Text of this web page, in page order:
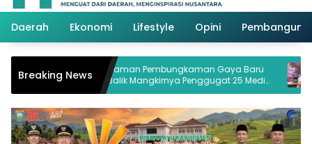
Daerah Ekonomi Lifestyle Opini
Breaking NewsAncaman Pembungkaman Gaya Baru
di Balik Mangkirnya Penggugat 25 Media
Palembang
Buka